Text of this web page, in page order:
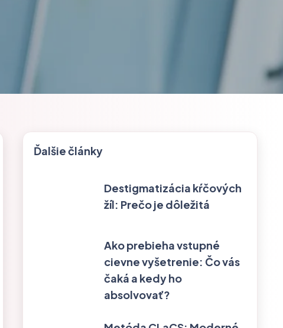
Ďalšie články
Destigmatizácia kŕčových
žíl: Prečo je dôležitá
Ako prebieha vstupné
cievne vyšetrenie: Čo vás
čaká a kedy ho
absolvovať?